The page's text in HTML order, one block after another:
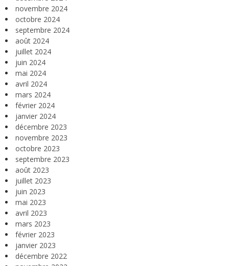
novembre 2024
octobre 2024
septembre 2024
août 2024
juillet 2024
juin 2024
mai 2024
avril 2024
mars 2024
février 2024
janvier 2024
décembre 2023
novembre 2023
octobre 2023
septembre 2023
août 2023
juillet 2023
juin 2023
mai 2023
avril 2023
mars 2023
février 2023
janvier 2023
décembre 2022